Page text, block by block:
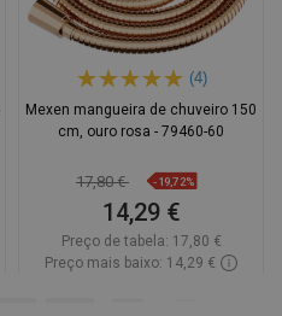
(4)
Mexen mangueira de chuveiro 150
cm, ouro rosa - 79460-60
17,80 € -19,72%
14,29 €
Preço de tabela: 17,80 €
Preço mais baixo: 14,29 €